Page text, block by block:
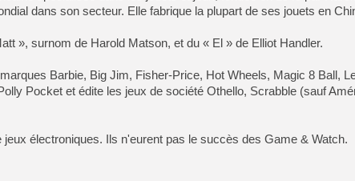
[GK] Mémoire cash -
[GK] Dan Houser (GTA)
[GK] Comment EA Sports
[GK] Crimson Moon : un
[GK] Isle of Reveries : le
[GK] Moonlighter 2 : The
[GK] Capcom relance
[Mo5] Deux inédits du
[GK] Le beat'em up The
[GK] Endless Legend 2 :
dans son secteur. Elle fabrique la plupart de ses jouets en
», surnom de Harold Matson, et du « El » de Elliot Handler.
Barbie, Big Jim, Fisher-Price, Hot Wheels, Magic 8 Ball,
Pocket et édite les jeux de société Othello, Scrabble (sauf
électroniques. Ils n'eurent pas le succès des Game & Watch.